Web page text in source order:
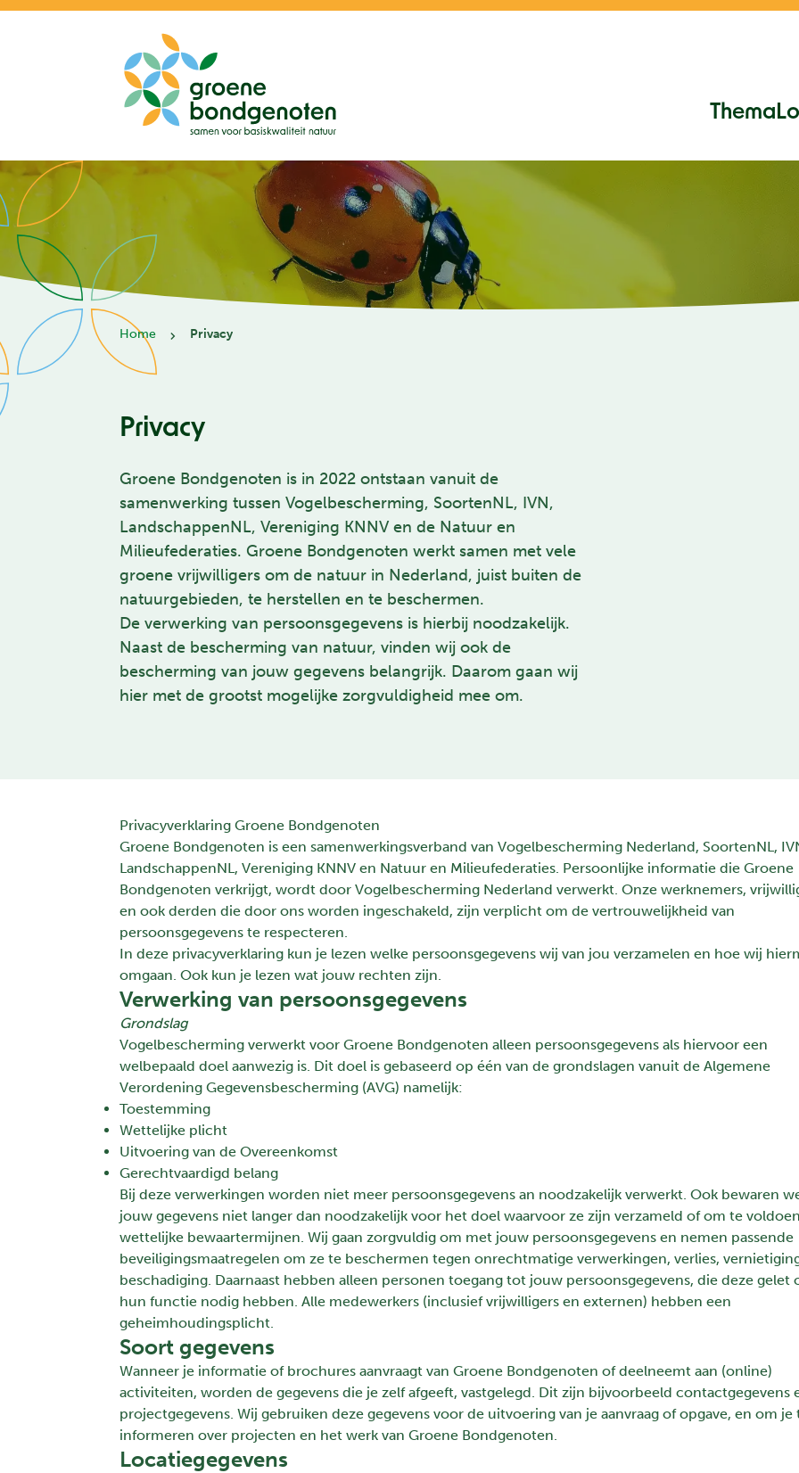
Thema
Home Privacy
Privacy
Groene Bondgenoten is in 2022 ontstaan vanuit de
samenwerking tussen Vogelbescherming, SoortenNL, IVN,
LandschappenNL, Vereniging KNNV en de Natuur en
Milieufederaties. Groene Bondgenoten werkt samen met vele
groene vrijwilligers om de natuur in Nederland, juist buiten de
natuurgebieden, te herstellen en te beschermen.
De verwerking van persoonsgegevens is hierbij noodzakelijk.
Naast de bescherming van natuur, vinden wij ook de
bescherming van jouw gegevens belangrijk. Daarom gaan wij
hier met de grootst mogelijke zorgvuldigheid mee om.
Privacyverklaring Groene Bondgenoten
Groene Bondgenoten is een samenwerkingsverband van Vogelbescherming Nederland, SoortenNL,
LandschappenNL, Vereniging KNNV en Natuur en Milieufederaties. Persoonlijke informatie die Groene
Bondgenoten verkrijgt, wordt door Vogelbescherming Nederland verwerkt. Onze werknemers,
en ook derden die door ons worden ingeschakeld, zijn verplicht om de vertrouwelijkheid van
persoonsgegevens te respecteren.
In deze privacyverklaring kun je lezen welke persoonsgegevens wij van jou verzamelen en hoe wij
omgaan. Ook kun je lezen wat jouw rechten zijn.
Verwerking van persoonsgegevens
Grondslag
Vogelbescherming verwerkt voor Groene Bondgenoten alleen persoonsgegevens als hiervoor een
welbepaald doel aanwezig is. Dit doel is gebaseerd op één van de grondslagen vanuit de Algemene
Verordening Gegevensbescherming (AVG) namelijk:
Toestemming
Wettelijke plicht
Uitvoering van de Overeenkomst
Gerechtvaardigd belang
Bij deze verwerkingen worden niet meer persoonsgegevens an noodzakelijk verwerkt. Ook bewaren
jouw gegevens niet langer dan noodzakelijk voor het doel waarvoor ze zijn verzameld of om te
wettelijke bewaartermijnen. Wij gaan zorgvuldig om met jouw persoonsgegevens en nemen passende
beveiligingsmaatregelen om ze te beschermen tegen onrechtmatige verwerkingen, verlies,
beschadiging. Daarnaast hebben alleen personen toegang tot jouw persoonsgegevens, die deze gelet
hun functie nodig hebben. Alle medewerkers (inclusief vrijwilligers en externen) hebben een
geheimhoudingsplicht.
Soort gegevens
Wanneer je informatie of brochures aanvraagt van Groene Bondgenoten of deelneemt aan (online)
activiteiten, worden de gegevens die je zelf afgeeft, vastgelegd. Dit zijn bijvoorbeeld contactgegevens
projectgegevens. Wij gebruiken deze gegevens voor de uitvoering van je aanvraag of opgave, en om je
informeren over projecten en het werk van Groene Bondgenoten.
Locatiegegevens